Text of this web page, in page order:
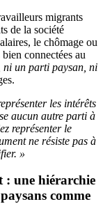
migrants
de la société
le chômage ou
connectées au
ni un parti paysan, ni
les intérêts
aucun autre parti à
représenter le
ne résiste pas à
»
: une hiérarchie
comme